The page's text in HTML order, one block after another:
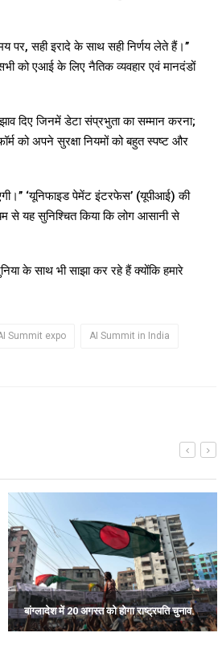
पर, सही इरादे के साथ सही निर्णय लेते हैं।’’
को एआई के लिए नैतिक व्यवहार एवं मानदंडों
दिए जिनमें डेटा संप्रभुता का सम्मान करना;
को अपने सुरक्षा नियमों को बहुत स्पष्ट और
‘यूनिफाइड पेमेंट इंटरफेस’ (यूपीआई) की
से यह सुनिश्चित किया कि लोग आसानी से
के साथ भी साझा कर रहे हैं क्योंकि हमारे
Summit expo AI Summit in India
बांग्लादेश में 20 अगस्त को होगा राष्ट्रपति चुनाव.